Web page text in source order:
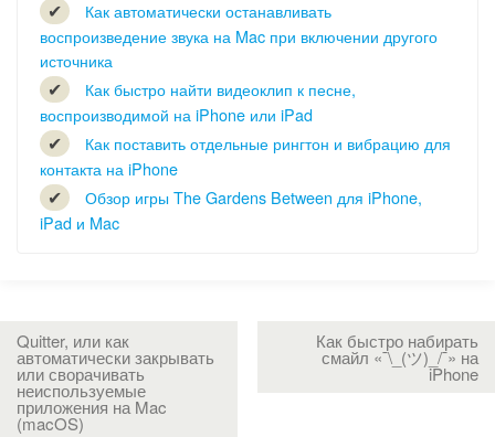
Как автоматически останавливать
воспроизведение звука на Mac при включении другого
источника
Как быстро найти видеоклип к песне,
воспроизводимой на iPhone или iPad
Как поставить отдельные рингтон и вибрацию для
контакта на iPhone
Обзор игры The Gardens Between для iPhone,
iPad и Mac
Как быстро набирать
смайл «¯\_(ツ)_/¯» на
iPhone
Quitter, или как
автоматически закрывать
или сворачивать
неиспользуемые
приложения на Mac
(macOS)